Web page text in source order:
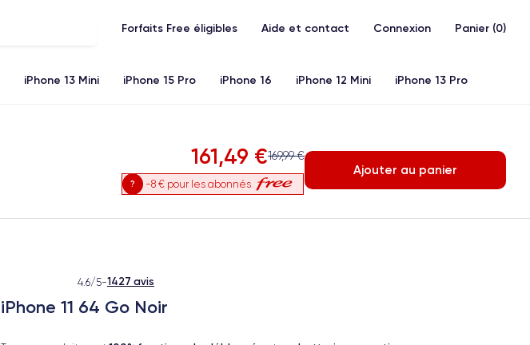
Forfaits Free éligibles Aide et contact Connexion Panier (0)
iPhone 13 Mini iPhone 15 Pro iPhone 16 iPhone 12 Mini iPhone 13 Pro
161,49 €169,99 €
-8 € pour les abonnés
Ajouter au panier
4.6/5-1427 avis
iPhone 11 64 Go Noir